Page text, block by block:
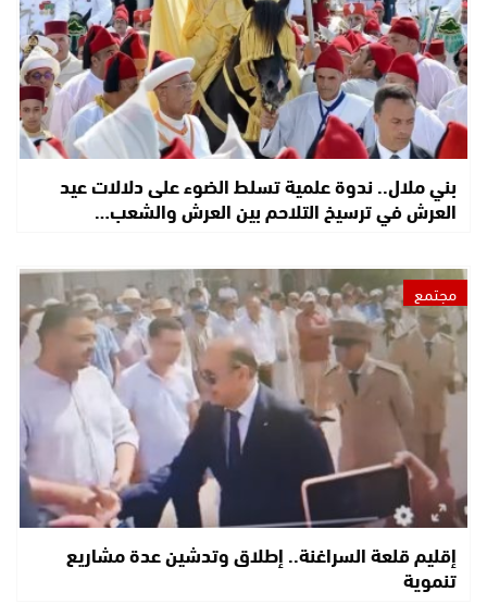
بني ملال.. ندوة علمية تسلط الضوء على دلالات عيد
العرش في ترسيخ التلاحم بين العرش والشعب…
مجتمع
إقليم قلعة السراغنة.. إطلاق وتدشين عدة مشاريع
تنموية